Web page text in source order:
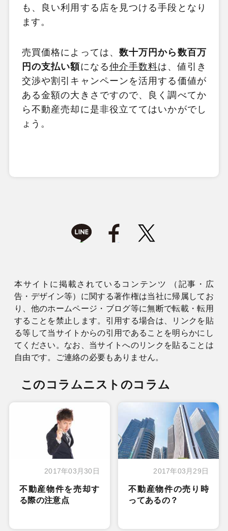
も、良い利用する店を見つける手段となり
ます。
売買価格によっては、 数十万円から数百万
円の支払い額になる仲介手数料は、値引き
交渉や割引キャンペーンを活用する価値が
ある金額の大きさですので、良く調べてか
ら不動産売却に是非役立ててはいかがでし
ょう。
本サイトに掲載されているコンテンツ （記事・広
告・デザイン等）に関する著作権は当社に帰属してお
り、他のホームページ・ブログ等に無断で転載・転用
することを禁止します。引用する場合は、リンクを貼
る等して当サイトからの引用であることを明らかにし
てください。なお、当サイトへのリンクを貼ることは
自由です。ご連絡の必要もありません。
このコラムニストのコラム
2017年03月30日
不動産物件を売却す
る際の注意点
2017年03月29日
不動産物件の売り時
ってあるの？